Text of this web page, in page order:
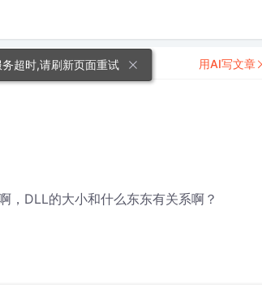
，DLL的大小和什么东东有关系啊？
用AI写文章
务超时,请刷新页面重试